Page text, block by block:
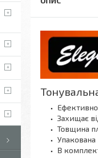
Ефективно
Захищає
Товщина
Упакована
В